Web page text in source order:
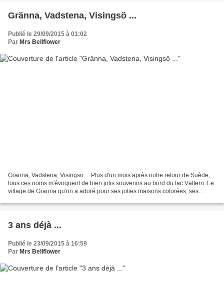
Gränna, Vadstena, Visingsö ...
Publié le 29/09/2015 à 01:02
Par Mrs Bellflower
Gränna, Vadstena, Visingsö ... Plus d'un mois après notre retour de Suède,
tous ces noms m'évoquent de bien jolis souvenirs au bord du lac Vättern. Le
village de Gränna qu'on a adoré pour ses jolies maisons colorées, ses
3 ans déjà ...
Publié le 23/09/2015 à 16:59
Par Mrs Bellflower